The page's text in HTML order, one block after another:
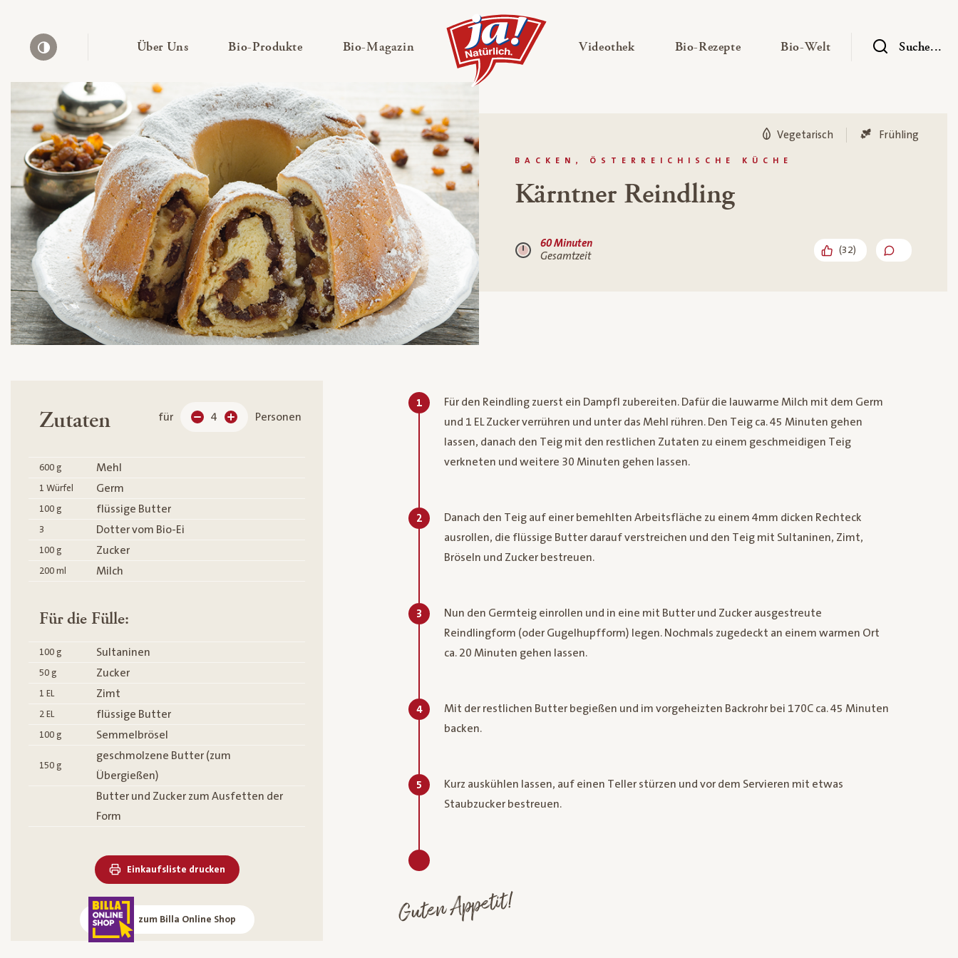
Über Uns— Untermenü ausklappen
Bio-Produkte— Untermenü ausklappen
Bio-Magazin — Untermenü ausklappen Videothek— Untermenü ausklappen
Bio-Rezepte— Untermenü ausklappen
Bio-Welt — UntermenüSuche...
BACKEN, ÖSTERREICHISCHE KÜCHE
Vegetarisch Frühling
Kärntner Reindling
60 Minuten
Gesamtzeit
(32)
Zutaten für 4 Personen
600 g Mehl
1 Würfel Germ
100 g flüssige Butter
3 Dotter vom Bio-Ei
100 g Zucker
200 ml Milch
Für die Fülle:
100 g Sultaninen
50 g Zucker
1 EL Zimt
2 EL flüssige Butter
100 g Semmelbrösel
150 g
geschmolzene Butter (zum
Übergießen)
Butter und Zucker zum Ausfetten der
Form
Einkaufsliste drucken
zum Billa Online Shop
1
Für den Reindling zuerst ein Dampfl zubereiten. Dafür die lauwarme Milch mit dem Germ
und 1 EL Zucker verrühren und unter das Mehl rühren. Den Teig ca. 45 Minuten gehen
lassen, danach den Teig mit den restlichen Zutaten zu einem geschmeidigen Teig
verkneten und weitere 30 Minuten gehen lassen.
2
Danach den Teig auf einer bemehlten Arbeitsfläche zu einem 4mm dicken Rechteck
ausrollen, die flüssige Butter darauf verstreichen und den Teig mit Sultaninen, Zimt,
Bröseln und Zucker bestreuen.
3
Nun den Germteig einrollen und in eine mit Butter und Zucker ausgestreute
Reindlingform (oder Gugelhupfform) legen. Nochmals zugedeckt an einem warmen Ort
ca. 20 Minuten gehen lassen.
4
Mit der restlichen Butter begießen und im vorgeheizten Backrohr bei 170C ca. 45 Minuten
backen.
5
Kurz auskühlen lassen, auf einen Teller stürzen und vor dem Servieren mit etwas
Staubzucker bestreuen.
Guten Appetit!